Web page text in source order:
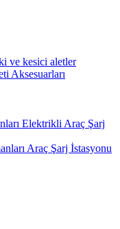
ve kesici aletler
Aksesuarları
Elektrikli Araç Şarj
Araç Şarj İstasyonu